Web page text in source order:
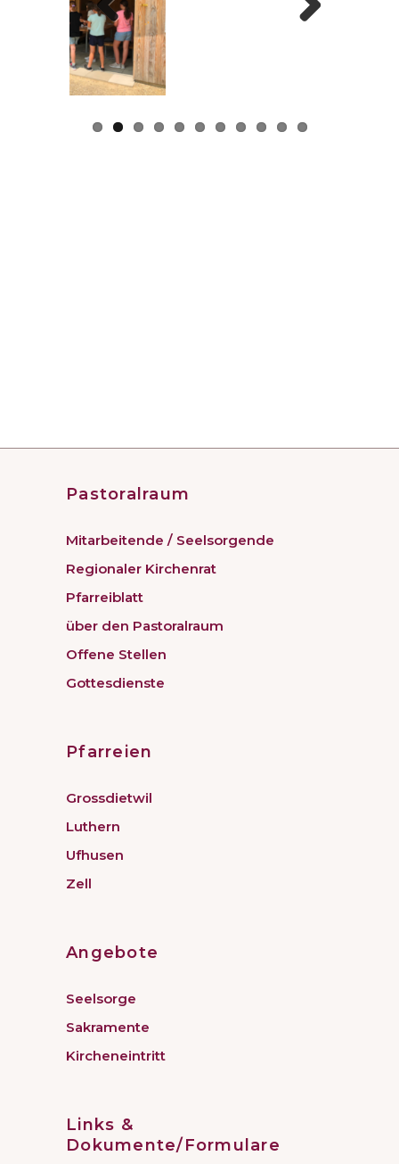
Previous
Pastoralraum
Mitarbeitende / Seelsorgende
Regionaler Kirchenrat
Pfarreiblatt
über den Pastoralraum
Offene Stellen
Gottesdienste
Pfarreien
Grossdietwil
Luthern
Ufhusen
Zell
Angebote
Seelsorge
Sakramente
Kircheneintritt
Links &
Dokumente/Formulare